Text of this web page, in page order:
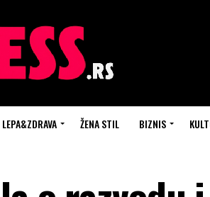
LEPA&ZDRAVA ŽENA STIL BIZNIS